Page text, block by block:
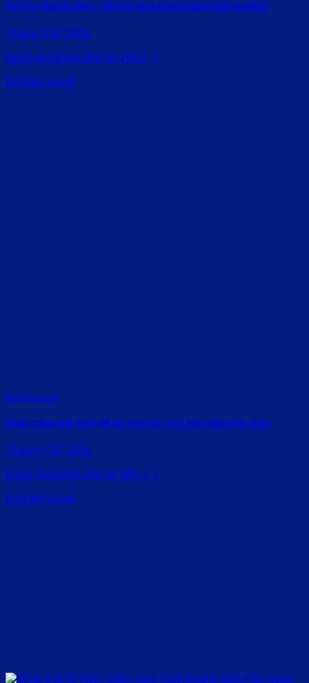
Ghi Trọn Khoảnh Khắc – Dịch Vụ Chụp Hình Sự Kiện 2026 Hot Nhất
Tháng 4 24, 2026
Danh mụcChụp ảnh sự kiện [...]
Đã kiểm duyệt
Rate this post
Studio Chụp Hình Cưới Hội An Trọn Gói – Lựa Chọn Hàng Đầu 2026
Tháng 4 20, 2026
Danh mụcChụp ảnh sự kiện [...]
Đã kiểm duyệt